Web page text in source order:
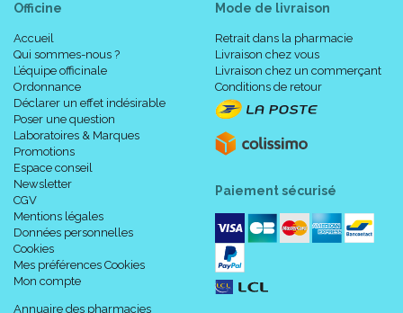
Officine
Accueil
Qui sommes-nous ?
L’équipe officinale
Ordonnance
Déclarer un effet indésirable
Poser une question
Laboratoires & Marques
Promotions
Espace conseil
Newsletter
CGV
Mentions légales
Données personnelles
Cookies
Mes préférences Cookies
Mon compte
Annuaire des pharmacies
Mode de livraison
Retrait dans la pharmacie
Livraison chez vous
Livraison chez un commerçant
Conditions de retour
Paiement sécurisé